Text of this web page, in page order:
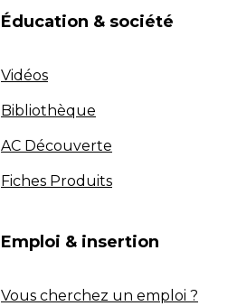
Éducation & société
Vidéos
Bibliothèque
AC Découverte
Fiches Produits
Emploi & insertion
Vous cherchez un emploi ?